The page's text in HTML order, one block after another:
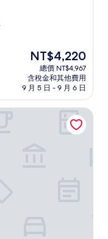
現
價
格
為
NT$4,220
NT$4,220
總價 NT$4,967
含稅金和其他費用
9 月 5 日 - 9 月 6 日